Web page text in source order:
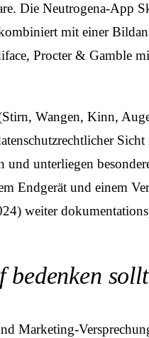
Die Neutrogena-App
mit einer
Procter & Gamble
Wangen, Kinn,
unterliegen
Endgerät und einem
weiter
bedenken
Marketing-